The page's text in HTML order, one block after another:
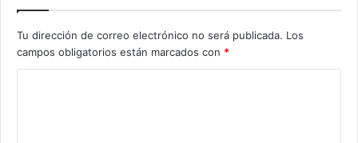
Tu dirección de correo electrónico no será publicada. Los
campos obligatorios están marcados con *